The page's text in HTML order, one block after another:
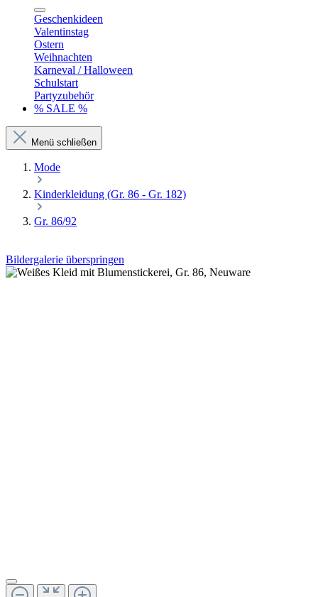
Geschenkideen
Valentinstag
Ostern
Weihnachten
Karneval / Halloween
Schulstart
Partyzubehör
% SALE %
Menü schließen
Mode
Kinderkleidung (Gr. 86 - Gr. 182)
Gr. 86/92
Bildergalerie überspringen